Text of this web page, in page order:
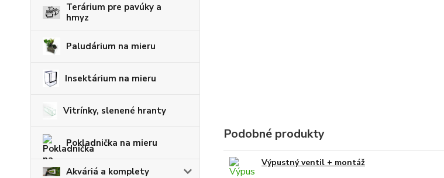
Terárium pre pavúky a
hmyz
Paludárium na mieru
Insektárium na mieru
Vitrínky, slenené hranty
Pokladnička na mieru
Akváriá a komplety
Podobné produkty
Výpustný ventil + montáž